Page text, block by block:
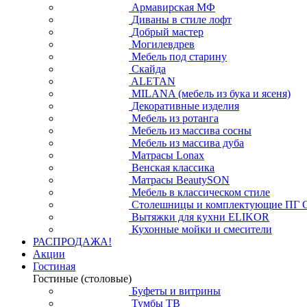
Армавирская МФ
Диваны в стиле лофт
Добрый мастер
Могилевдрев
Мебель под старину
Скайда
ALETAN
MILANA (мебель из бука и ясеня)
Декоративные изделия
Мебель из ротанга
Мебель из массива сосны
Мебель из массива дуба
Матрасы Lonax
Венская классика
Матрасы BeautySON
Мебель в классическом стиле
Столешницы и комплектующие ПГ
Вытяжки для кухни ELIKOR
Кухонные мойки и смесители
РАСПРОДАЖА!
Акции
Гостиная
Гостиные (столовые)
Буфеты и витрины
Тумбы ТВ